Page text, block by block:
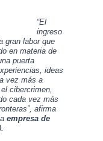
“El
ingreso
gran labor que
en materia de
puerta
ideas
vez más a
cibercrimen,
cada vez más
, afirma
empresa de